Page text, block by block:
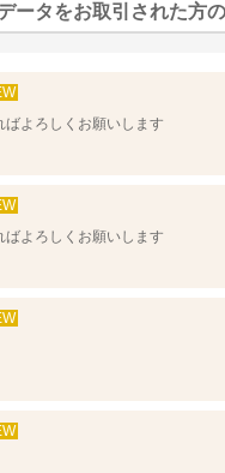
ータをお取引された方
よろしくお願いします
よろしくお願いします